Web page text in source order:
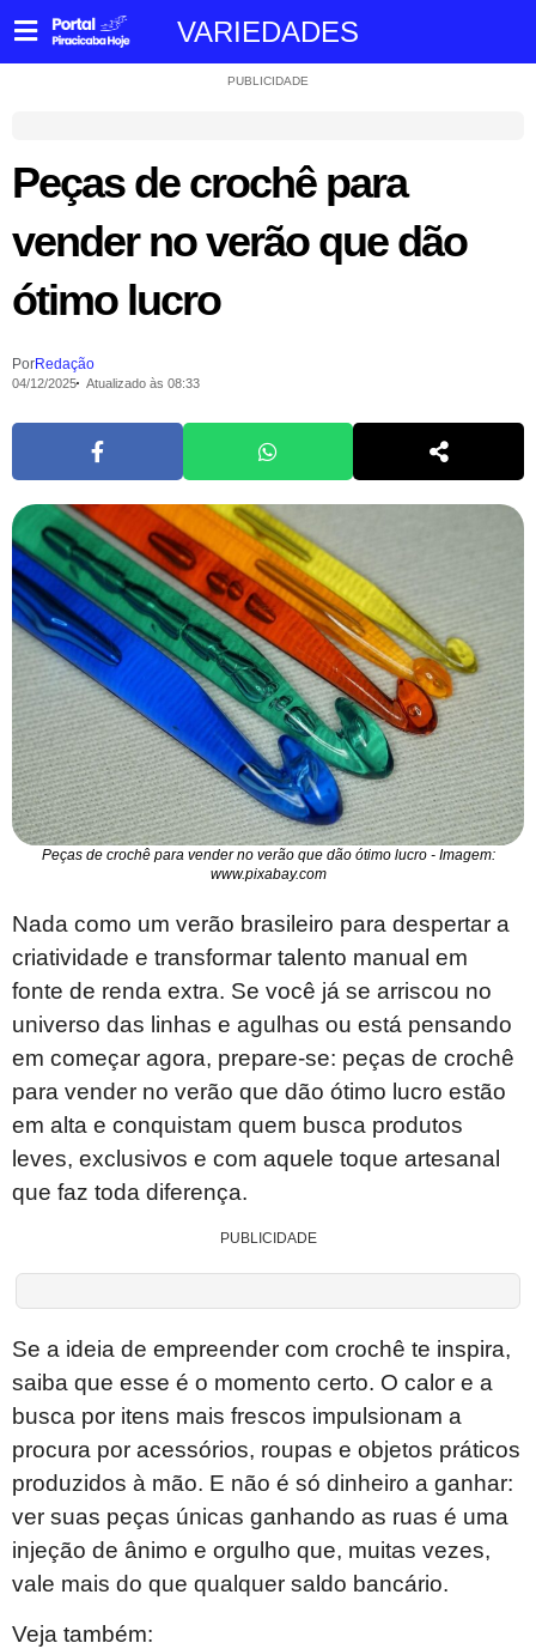
VARIEDADES
PUBLICIDADE
Peças de crochê para
vender no verão que dão
ótimo lucro
PorRedação
04/12/2025 Atualizado às 08:33
Peças de crochê para vender no verão que dão ótimo lucro - Imagem:
www.pixabay.com
Nada como um verão brasileiro para despertar a
criatividade e transformar talento manual em
fonte de renda extra. Se você já se arriscou no
universo das linhas e agulhas ou está pensando
em começar agora, prepare-se: peças de crochê
para vender no verão que dão ótimo lucro estão
em alta e conquistam quem busca produtos
leves, exclusivos e com aquele toque artesanal
que faz toda diferença.
PUBLICIDADE
Se a ideia de empreender com crochê te inspira,
saiba que esse é o momento certo. O calor e a
busca por itens mais frescos impulsionam a
procura por acessórios, roupas e objetos práticos
produzidos à mão. E não é só dinheiro a ganhar:
ver suas peças únicas ganhando as ruas é uma
injeção de ânimo e orgulho que, muitas vezes,
vale mais do que qualquer saldo bancário.
Veja também: